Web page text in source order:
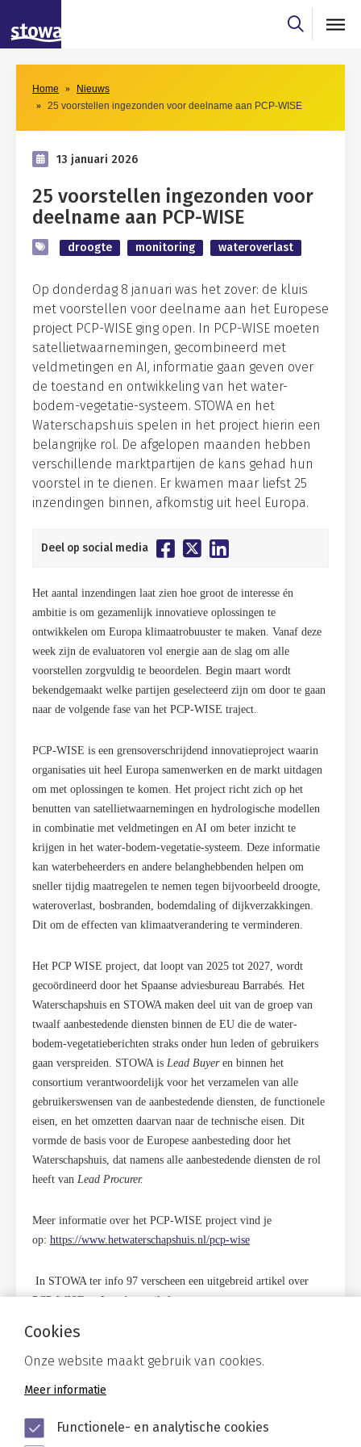
Skip to main content
Skip to main nav
Home
Nieuws
25 voorstellen ingezonden voor deelname aan PCP-WISE
13 januari 2026
25 voorstellen ingezonden voor
deelname aan PCP-WISE
droogte monitoring wateroverlast
Op donderdag 8 januari was het zover: de kluis
met voorstellen voor deelname aan het Europese
project PCP-WISE ging open. In PCP-WISE moeten
satellietwaarnemingen, gecombineerd met
veldmetingen en AI, informatie gaan geven over
de toestand en ontwikkeling van het water-
bodem-vegetatie-systeem. STOWA en het
Waterschapshuis spelen in het project hierin een
belangrijke rol. De afgelopen maanden hebben
verschillende marktpartijen de kans gehad hun
voorstel in te dienen. Er kwamen maar liefst 25
inzendingen binnen, afkomstig uit heel Europa.
Deel op social media
Het aantal inzendingen laat zien hoe groot de interesse én
ambitie is om gezamenlijk innovatieve oplossingen te
ontwikkelen om Europa klimaatrobuuster te maken. Vanaf deze
week zijn de evaluatoren vol energie aan de slag om alle
voorstellen zorgvuldig te beoordelen. Begin maart wordt
bekendgemaakt welke partijen geselecteerd zijn om door te gaan
naar de volgende fase van het PCP-WISE traject.
PCP-WISE is een grensoverschrijdend innovatieproject waarin
organisaties uit heel Europa samenwerken en de markt uitdagen
om met oplossingen te komen. Het project richt zich op het
benutten van satellietwaarnemingen en hydrologische modellen
in combinatie met veldmetingen en AI om beter inzicht te
krijgen in het water-bodem-vegetatie-systeem. Deze informatie
kan waterbeheerders en andere belanghebbenden helpen om
sneller tijdig maatregelen te nemen tegen bijvoorbeeld droogte,
wateroverlast, bosbranden, bodemdaling of dijkverzakkingen.
Dit om de effecten van klimaatverandering te verminderen.
Het PCP WISE project, dat loopt van 2025 tot 2027, wordt
gecoördineerd door het Spaanse adviesbureau Barrabés. Het
Waterschapshuis en STOWA maken deel uit van de groep van
twaalf aanbestedende diensten binnen de EU die de water-
bodem-vegetatieberichten straks onder hun leden of gebruikers
gaan verspreiden. STOWA is Lead Buyer en binnen het
consortium verant­woordelijk voor het verzamelen van alle
gebruikerswensen van de aanbeste­dende diensten, de functionele
eisen, en het omzetten daarvan naar de technische eisen. Dit
vormde de basis voor de Europese aanbesteding door het
Waterschapshuis, dat namens alle aanbestedende diensten de rol
heeft van Lead Procurer.
Meer informatie over het PCP-WISE project vind je
op: https://www.hetwaterschapshuis.nl/pcp-wise
In STOWA ter info 97 verscheen een uitgebreid artikel over
PCP-WISE.> Lees het artikel
Gerelateerd
Cookies
Onze website maakt gebruik van cookies.
Meer informatie
Functionele- en analytische cookies